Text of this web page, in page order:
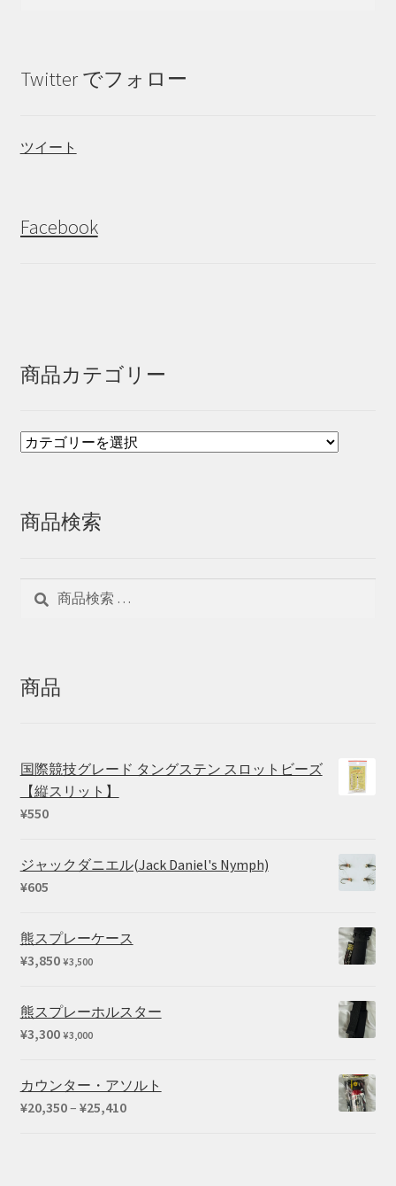
Twitter でフォロー
ツイート
Facebook
商品カテゴリー
商品検索
商品
国際競技グレード タングステン スロットビーズ
【縦スリット】
¥550
ジャックダニエル(Jack Daniel's Nymph)
¥605
熊スプレーケース
¥3,850 ¥3,500
熊スプレーホルスター
¥3,300 ¥3,000
カウンター・アソルト
¥20,350– ¥25,410価